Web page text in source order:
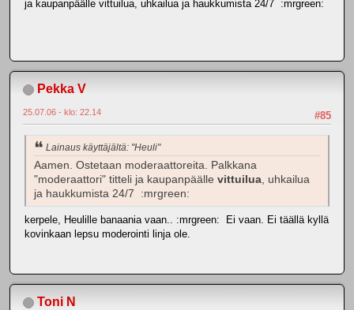
ja kaupanpäälle vittuilua, uhkailua ja haukkumista 24/7 :mrgreen:
Pekka V
#85
25.07.06 - klo: 22.14
Lainaus käyttäjältä: "Heuli"
Aamen. Ostetaan moderaattoreita. Palkkana
"moderaattori" titteli ja kaupanpäälle vittuilua , uhkailua
ja haukkumista 24/7 :mrgreen:
kerpele, Heulille banaania vaan.. :mrgreen: Ei vaan. Ei täällä kyllä
kovinkaan lepsu moderointi linja ole.
Toni N